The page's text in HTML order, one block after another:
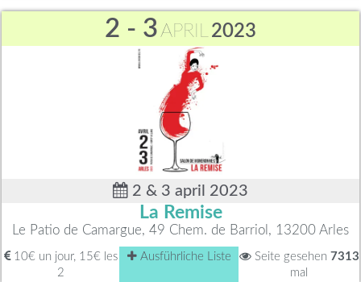
2 - 3APRIL2023
2 & 3 april 2023
La Remise
Le Patio de Camargue, 49 Chem. de Barriol, 13200 Arles
10€ un jour, 15€ les
2
Ausführliche Liste Seite gesehen 7313
mal